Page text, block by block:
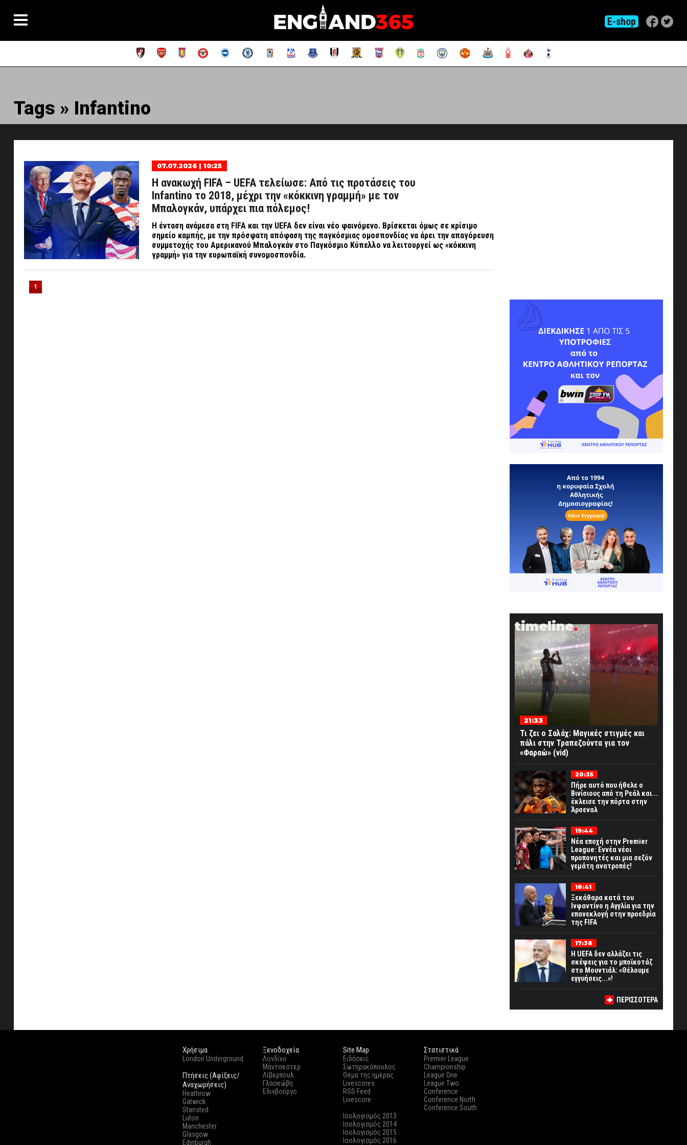
E-shop
Tags » Infantino
07.07.2026 | 10:25
Η ανακωχή FIFA – UEFA τελείωσε: Από τις προτάσεις του
Infantino το 2018, μέχρι την «κόκκινη γραμμή» με τον
Μπαλογκάν, υπάρχει πια πόλεμος!
Η ένταση ανάμεσα στη FIFA και την UEFA δεν είναι νέο φαινόμενο. Βρίσκεται όμως σε κρίσιμο
σημείο καμπής, με την πρόσφατη απόφαση της παγκόσμιας ομοσπονδίας να άρει την απαγόρευση
συμμετοχής του Αμερικανού Μπαλογκάν στο Παγκόσμιο Κύπελλο να λειτουργεί ως «κόκκινη
γραμμή» για την ευρωπαϊκή συνομοσπονδία.
1
timeline
21:33
Τι ζει ο Σαλάχ: Μαγικές στιγμές και
πάλι στην Τραπεζούντα για τον
«Φαραώ» (vid)
20:35
Πήρε αυτό που ήθελε ο
Βινίσιους από τη Ρεάλ και...
έκλεισε την πόρτα στην
Άρσεναλ
19:44
Νέα εποχή στην Premier
League: Εννέα νέοι
προπονητές και μια σεζόν
γεμάτη ανατροπές!
18:41
Ξεκάθαρα κατά του
Ινφαντίνο η Αγγλία για την
επανεκλογή στην προεδρία
της FIFA
17:38
Η UEFA δεν αλλάζει τις
σκέψεις για το μποϊκοτάζ
στο Μουντιάλ: «Θέλουμε
εγγυήσεις...»!
ΠΕΡΙΣΣΟΤΕΡΑ
Χρήσιμα
London Underground
Πτήσεις (Αφίξεις/
Αναχωρήσεις)
Heathrow
Gatwick
Stansted
Luton
Manchester
Glasgow
Edinburgh
Ξενοδοχεία
Λονδίνο
Μάντσεστερ
Λίβερπουλ
Γλασκώβη
Εδινβούργο
Site Map
Ειδήσεις
Σωτηρακόπουλος
Θέμα της ημέρας
Livescores
RSS Feed
Livescore
Ισολογισμός 2013
Ισολογισμός 2014
Ισολογισμός 2015
Ισολογισμός 2016
Στατιστικά
Premier League
Championship
League One
League Two
Conference
Conference North
Conference South